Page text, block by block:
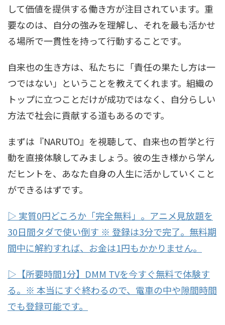
して価値を提供する働き方が注目されています。重
要なのは、自分の強みを理解し、それを最も活かせ
る場所で一貫性を持って行動することです。
自来也の生き方は、私たちに「責任の果たし方は一
つではない」ということを教えてくれます。組織の
トップに立つことだけが成功ではなく、自分らしい
方法で社会に貢献する道もあるのです。
まずは『NARUTO』を視聴して、自来也の哲学と行
動を直接体験してみましょう。彼の生き様から学ん
だヒントを、あなた自身の人生に活かしていくこと
ができるはずです。
▷ 実質0円どころか「完全無料」。アニメ見放題を
30日間タダで使い倒す ※ 登録は3分で完了。無料期
間中に解約すれば、お金は1円もかかりません。
▷【所要時間1分】DMM TVを今すぐ無料で体験す
る。※ 本当にすぐ終わるので、電車の中や隙間時間
でも登録可能です。